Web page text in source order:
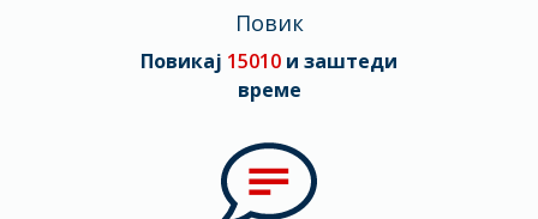
Повик
Повикај 15010 и заштеди
време